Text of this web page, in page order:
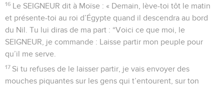
16 Le SEIGNEUR dit à Moïse : « Demain, lève-toi tôt le matin
et présente-toi au roi d’Égypte quand il descendra au bord
du Nil. Tu lui diras de ma part : “Voici ce que moi, le
SEIGNEUR, je commande : Laisse partir mon peuple pour
qu’il me serve.
17 Si tu refuses de le laisser partir, je vais envoyer des
mouches piquantes sur les gens qui t’entourent, sur ton